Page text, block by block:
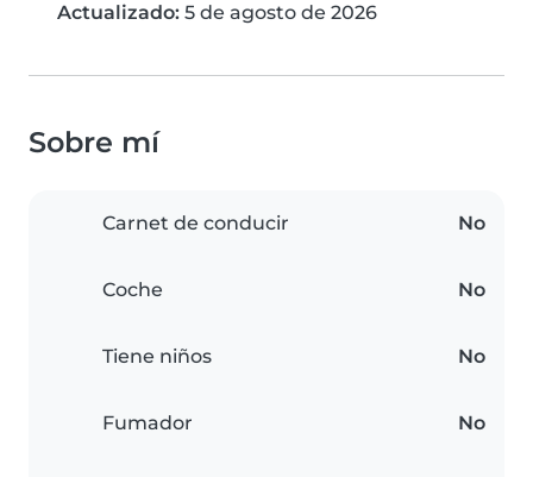
Actualizado: 5 de agosto de 2026
Sobre mí
Carnet de conducir No
Coche No
Tiene niños No
Fumador No